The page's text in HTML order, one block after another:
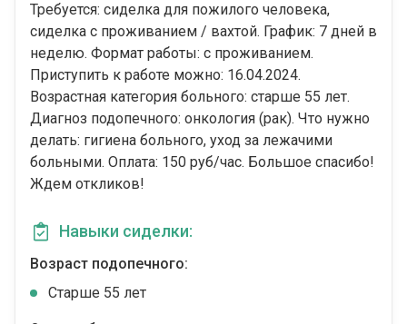
Требуется: сиделка для пожилого человека,
сиделка с проживанием / вахтой. График: 7 дней в
неделю. Формат работы: c проживанием.
Приступить к работе можно: 16.04.2024.
Возрастная категория больного: cтарше 55 лет.
Диагноз подопечного: онкология (рак). Что нужно
делать: гигиена больного, уход за лежачими
больными. Оплата: 150 руб/час. Большое спасибо!
Ждем откликов!
Навыки сиделки:
Возраст подопечного:
Cтарше 55 лет